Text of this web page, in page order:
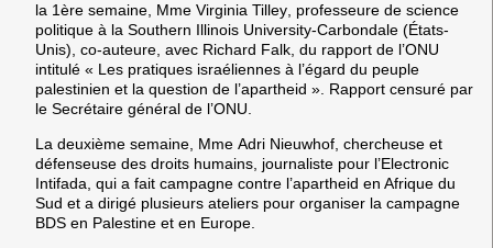
la 1ère semaine, Mme Virginia Tilley , professeure de science
politique à la Southern Illinois University-Carbondale (États-
Unis), co-auteure, avec Richard Falk, du rapport de l’ONU
intitulé « Les pratiques israéliennes à l’égard du peuple
palestinien et la question de l’apartheid ». Rapport censuré par
le Secrétaire général de l’ONU.
La deuxième semaine, Mme Adri Nieuwhof, chercheuse et
défenseuse des droits humains, journaliste pour l’Electronic
Intifada, qui a fait campagne contre l’apartheid en Afrique du
Sud et a dirigé plusieurs ateliers pour organiser la campagne
BDS en Palestine et en Europe.